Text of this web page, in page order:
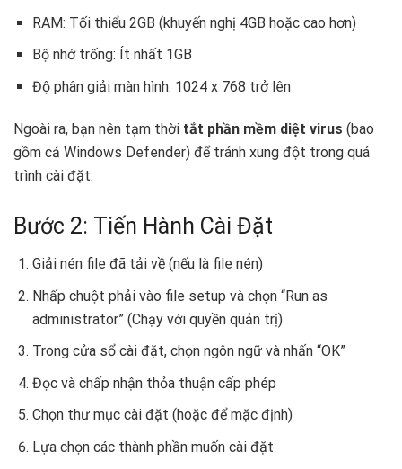
RAM: Tối thiểu 2GB (khuyến nghị 4GB hoặc cao hơn)
Bộ nhớ trống: Ít nhất 1GB
Độ phân giải màn hình: 1024 x 768 trở lên
Ngoài ra, bạn nên tạm thời tắt phần mềm diệt virus (bao
gồm cả Windows Defender) để tránh xung đột trong quá
trình cài đặt.
Bước 2: Tiến Hành Cài Đặt
Giải nén file đã tải về (nếu là file nén)
Nhấp chuột phải vào file setup và chọn “Run as
administrator” (Chạy với quyền quản trị)
Trong cửa sổ cài đặt, chọn ngôn ngữ và nhấn “OK”
Đọc và chấp nhận thỏa thuận cấp phép
Chọn thư mục cài đặt (hoặc để mặc định)
Lựa chọn các thành phần muốn cài đặt